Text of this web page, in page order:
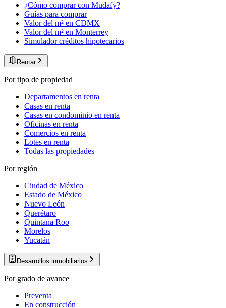
¿Cómo comprar con Mudafy?
Guías para comprar
Valor del m² en CDMX
Valor del m² en Monterrey
Simulador créditos hipotecarios
Rentar
Por tipo de propiedad
Departamentos en renta
Casas en renta
Casas en condominio en renta
Oficinas en renta
Comercios en renta
Lotes en renta
Todas las propiedades
Por región
Ciudad de México
Estado de México
Nuevo León
Querétaro
Quintana Roo
Morelos
Yucatán
Desarrollos inmobiliarios
Por grado de avance
Preventa
En construcción